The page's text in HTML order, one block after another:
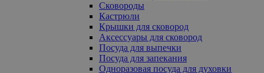
Сковороды
Кастрюли
Крышки для сковород
Аксессуары для сковород
Посуда для выпечки
Посуда для запекания
Одноразовая посуда для духовки